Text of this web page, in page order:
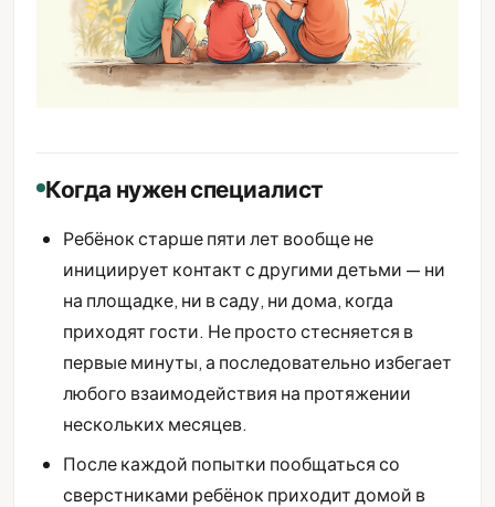
Когда нужен специалист
Ребёнок старше пяти лет вообще не
инициирует контакт с другими детьми — ни
на площадке, ни в саду, ни дома, когда
приходят гости. Не просто стесняется в
первые минуты, а последовательно избегает
любого взаимодействия на протяжении
нескольких месяцев.
После каждой попытки пообщаться со
сверстниками ребёнок приходит домой в